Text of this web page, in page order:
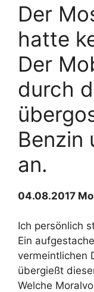
Der
hatte
Der
durch
Benzin
an.
04.08.2017
Ich persönlich
Ein
vermeintlichen
übergießt
Welche